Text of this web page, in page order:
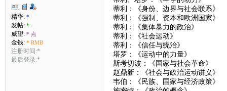
精华: *
发帖: *
威望: * 点
金钱: * RMB
注册时间:*
最后登录:*
蒂利：《身份、边界与社会联系》
蒂利：《强制、资本和欧洲国家》
蒂利：《集体暴力的政治》
蒂利：《社会运动》
蒂利：《信任与统治》
塔罗：《运动中的力量》
斯考切波：《国家与社会革命》
赵鼎新：《社会与政治运动讲义》
韦伯：《民族、国家与经济政策》